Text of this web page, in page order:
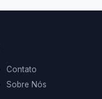
Contato
Sobre Nós